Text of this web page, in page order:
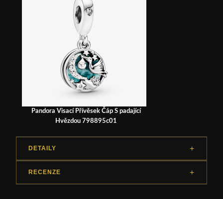
Pandora Visací Přívěsek Čáp S padající
Hvězdou 798895c01
DETAILY
RECENZE